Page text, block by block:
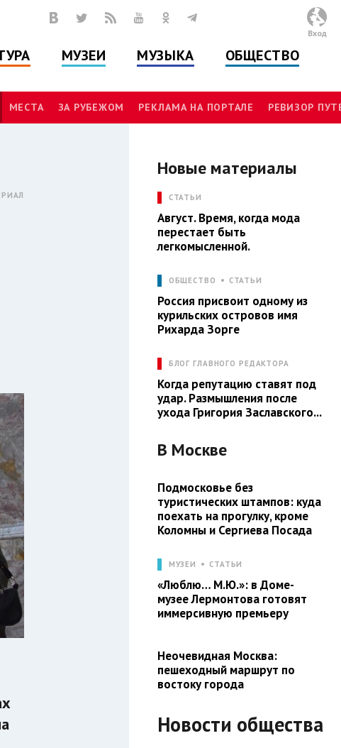
МУЗЕИ МУЗЫКА ОБЩЕСТВО
Вход
МЕСТА ЗА РУБЕЖОМ РЕКЛАМА НА ПОРТАЛЕ РЕВИЗОР
Новые материалы
СТАТЬИ
Август. Время, когда мода
перестает быть
легкомысленной.
ОБЩЕСТВО СТАТЬИ
Россия присвоит одному из
курильских островов имя
Рихарда Зорге
БЛОГ ГЛАВНОГО РЕДАКТОРА
Когда репутацию ставят под
удар. Размышления после
ухода Григория Заславского...
В Москве
Подмосковье без
туристических штампов: куда
поехать на прогулку, кроме
Коломны и Сергиева Посада
МУЗЕИ СТАТЬИ
«Люблю… М.Ю.»: в Доме-
музее Лермонтова готовят
иммерсивную премьеру
Неочевидная Москва:
пешеходный маршрут по
востоку города
Новости общества